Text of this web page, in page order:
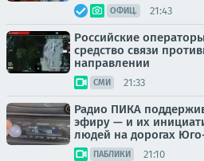
ОФИЦ. 21:43
Российские
средство связи
направлении
СМИ 21:33
Радио ПИКА
эфиру — и их
людей на дорогах
ПАБЛИКИ 21:10